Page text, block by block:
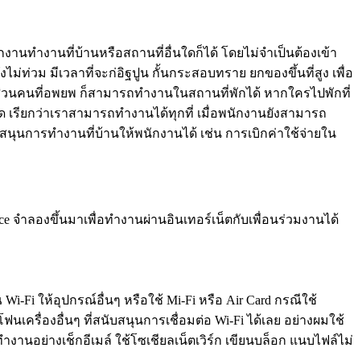
านทำงานที่บ้านหรือสถานที่อื่นใดก็ได้ โดยไม่จำเป็นต้องเข้า
ม่ท่วม มีเวลาที่จะก่อิฐปูน กั้นกระสอบทราย ยกของขึ้นที่สูง เพื่อ
วนคนที่อพยพ ก็สามารถทำงานในสถานที่พักได้ หากใครไปพักที่
รียกว่าเราสามารถทำงานได้ทุกที่ เมื่อพนักงานยังสามารถ
นการทำงานที่บ้านให้พนักงานได้ เช่น การเบิกค่าใช้จ่ายใน
จำลองขึ้นมาเพื่อทำงานผ่านอินเทอร์เน็ตกับเพื่อนร่วมงานได้
Fi ให้อุปกรณ์อื่นๆ หรือใช้ Mi-Fi หรือ Air Card กรณีใช้
เครื่องอื่นๆ ที่สนับสนุนการเชื่อมต่อ Wi-Fi ได้เลย อย่างผมใช้
านอย่างเช็กอีเมล์ ใช้โซเชียลเน็ตเวิร์ก เขียนบล็อก แนบไฟล์ไม่